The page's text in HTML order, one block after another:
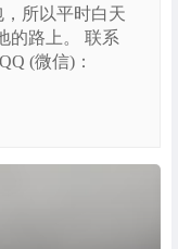
所以平时白天
的路上。 联系
(微信)：